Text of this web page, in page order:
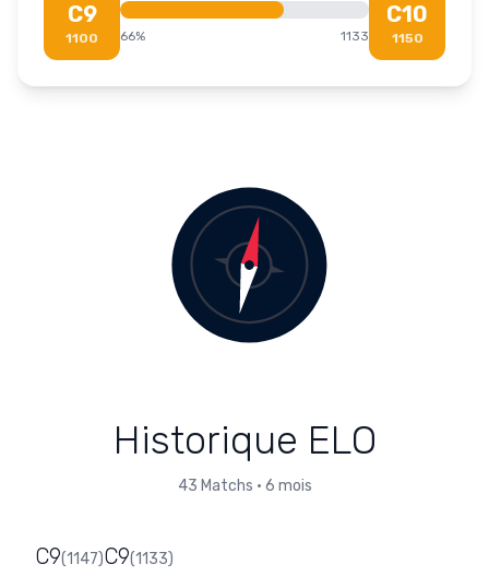
C9
1100 66% 1133
C10
1150
Historique ELO
43 Matchs • 6 mois
C9(1147)C9(1133)